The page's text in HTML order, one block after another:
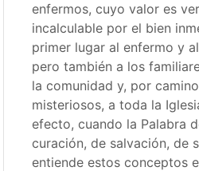
enfermos, cuyo valor es
incalculable por el bien
primer lugar al enfermo y
pero también a los
la comunidad y, por
misteriosos, a toda la
efecto, cuando la Palabra
curación, de salvación, de
entiende estos conceptos